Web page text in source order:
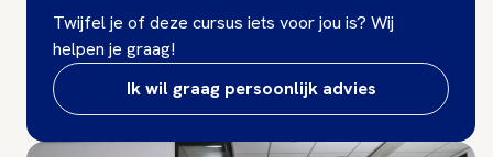
Twijfel je of deze cursus iets voor jou is? Wij
helpen je graag!
Ik wil graag persoonlijk advies